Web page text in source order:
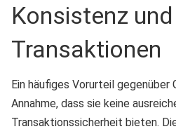
Konsistenz und
Transaktionen
Ein häufiges Vorurteil gegenüber
Annahme, dass sie keine
Transaktionssicherheit bieten.